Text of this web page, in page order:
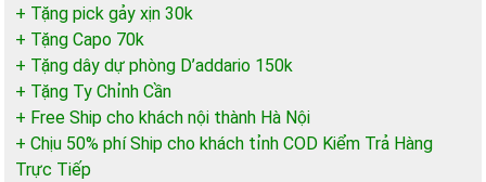
+ Tặng pick gảy xịn 30k
+ Tặng Capo 70k
+ Tặng dây dự phòng D’addario 150k
+ Tặng Ty Chỉnh Cần
+ Free Ship cho khách nội thành Hà Nội
+ Chịu 50% phí Ship cho khách tỉnh COD Kiểm Trả Hàng
Trực Tiếp